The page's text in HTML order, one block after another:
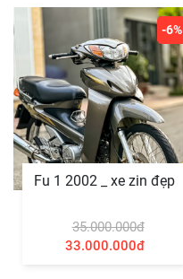
Fu 1 2002 _ xe zin đẹp
35.000.000đ
33.000.000đ
-6%